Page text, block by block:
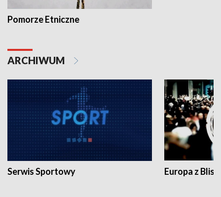
Pomorze Etniczne
ARCHIWUM
Serwis Sportowy Europa z